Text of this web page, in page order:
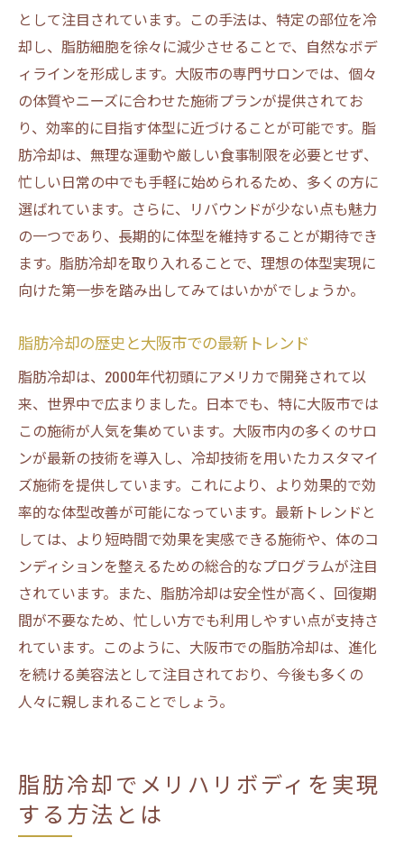
最新脂肪冷却機器の紹介とそのメリット
大阪市のサロンで採用される最先端技術
脂肪冷却の技術革新とその影響
脂肪冷却を受ける際の最新トレンド情報
革新的な脂肪冷却技術で未来のボディライ
ンを
脂肪冷却技術の進化がもたらす新たな可能
性
として注目されています。この手法は、特定の部位を冷
却し、脂肪細胞を徐々に減少させることで、自然なボデ
ィラインを形成します。大阪市の専門サロンでは、個々
の体質やニーズに合わせた施術プランが提供されてお
り、効率的に目指す体型に近づけることが可能です。脂
肪冷却は、無理な運動や厳しい食事制限を必要とせず、
忙しい日常の中でも手軽に始められるため、多くの方に
選ばれています。さらに、リバウンドが少ない点も魅力
の一つであり、長期的に体型を維持することが期待でき
ます。脂肪冷却を取り入れることで、理想の体型実現に
向けた第一歩を踏み出してみてはいかがでしょうか。
脂肪冷却の歴史と大阪市での最新トレンド
脂肪冷却は、2000年代初頭にアメリカで開発されて以
来、世界中で広まりました。日本でも、特に大阪市では
この施術が人気を集めています。大阪市内の多くのサロ
ンが最新の技術を導入し、冷却技術を用いたカスタマイ
ズ施術を提供しています。これにより、より効果的で効
率的な体型改善が可能になっています。最新トレンドと
しては、より短時間で効果を実感できる施術や、体のコ
ンディションを整えるための総合的なプログラムが注目
されています。また、脂肪冷却は安全性が高く、回復期
間が不要なため、忙しい方でも利用しやすい点が支持さ
れています。このように、大阪市での脂肪冷却は、進化
を続ける美容法として注目されており、今後も多くの
人々に親しまれることでしょう。
脂肪冷却でメリハリボディを実現
する方法とは